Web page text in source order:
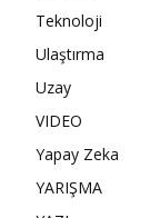
Teknoloji
Ulaştırma
Uzay
VIDEO
Yapay Zeka
YARIŞMA